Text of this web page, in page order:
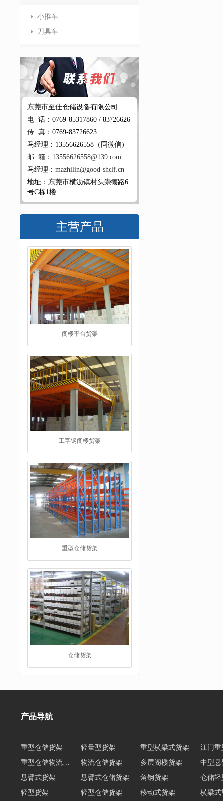
小推车
刀具车
东莞市至佳仓储设备有限公司
电 话：0769-85317860 / 83726626
传 真：0769-83726623
马经理：13556626558（同微信）
邮 箱： 13556626558@139.com
马经理： mazhilin@good-shelf.cn
地址：东莞市横沥镇村头崇德路6
号C栋1楼
主营产品
工字钢阁楼货架
重型仓储货架
仓储货架
阁楼货架
重型货架
产品导航
物流仓储货架 多层阁楼货架
中型悬
悬臂式货架
悬臂式仓储货架 角钢货架
仓储轻
轻型货架
轻型仓储货架 移动式货架
横梁式
阁楼货架定制
广州重型货架 深圳阁楼货架 佛山重